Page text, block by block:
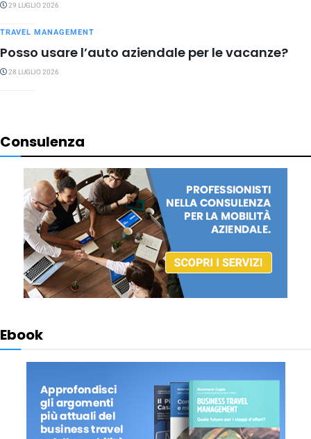
29 LUGLIO 2026
TRAVEL MANAGEMENT
Posso usare l’auto aziendale per le vacanze?
28 LUGLIO 2026
Consulenza
Ebook